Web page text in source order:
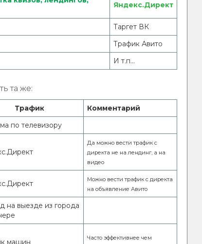
Яндекс.Директ
Таргет ВК
Трафик Авито
И т.п...
та же:
Трафик
Комментарий
по телевизору
Да можно вести трафик с
директа не на лендинг, а на
видео
Можно вести трафик с директа
на объявление Авито
на выезде из города
машин
Часто эффективнее чем